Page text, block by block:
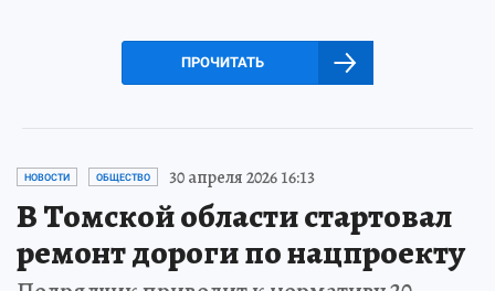
ПРОЧИТАТЬ
НОВОСТИ ОБЩЕСТВО 30 апреля 2026 16:13
В Томской области стартовал
ремонт дороги по нацпроекту